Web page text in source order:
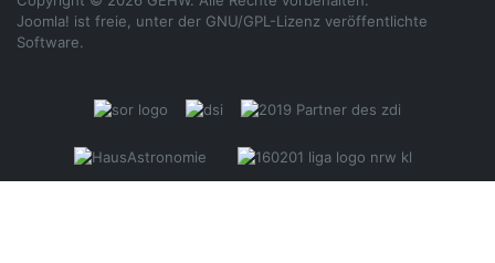
Joomla! ist freie, unter der GNU/GPL-Lizenz veröffentlichte
Software.